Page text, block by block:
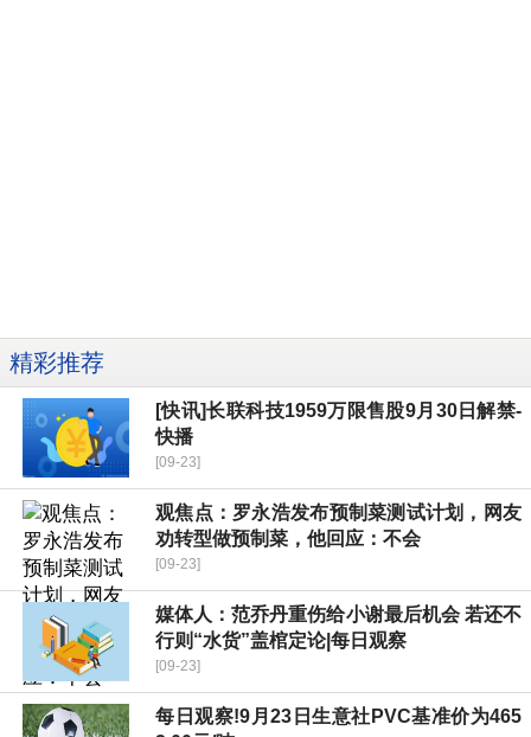
精彩推荐
[快讯]长联科技1959万限售股9月30日解禁-
快播
[09-23]
观焦点：罗永浩发布预制菜测试计划，网友
劝转型做预制菜，他回应：不会
[09-23]
媒体人：范乔丹重伤给小谢最后机会 若还不
行则“水货”盖棺定论|每日观察
[09-23]
每日观察!9月23日生意社PVC基准价为465